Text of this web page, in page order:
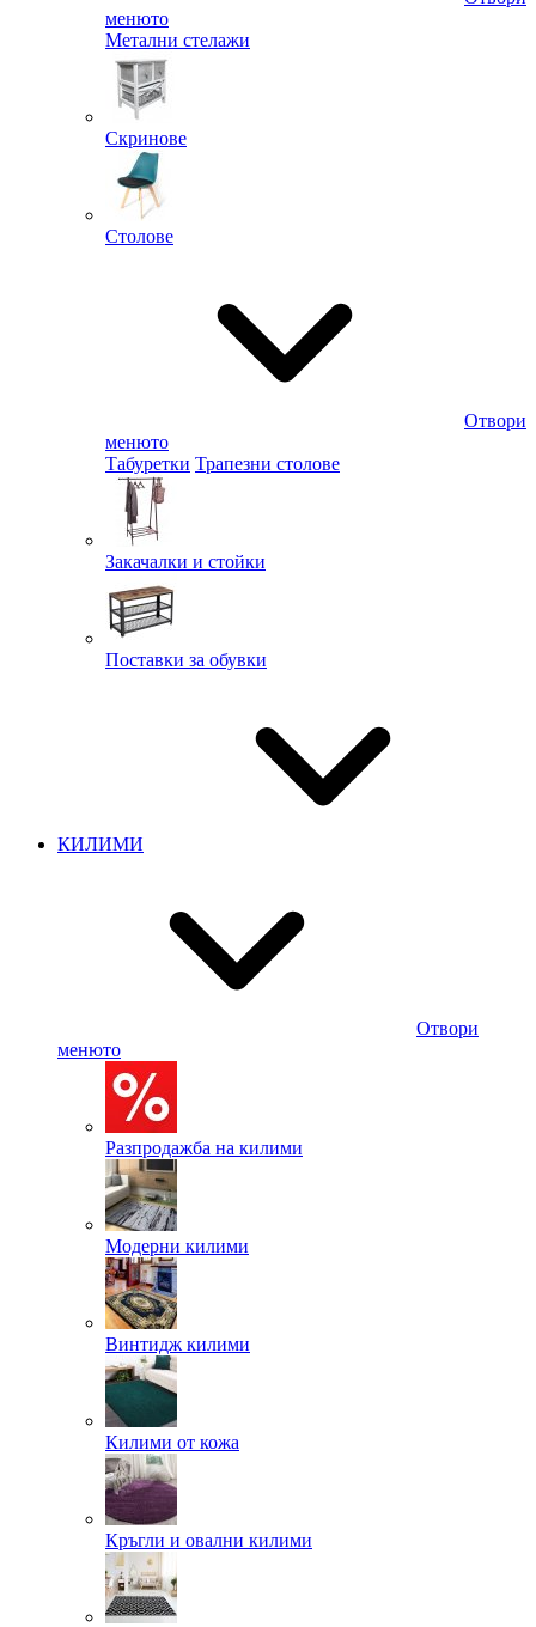
менюто
Метални стелажи
Скринове
Столове
Отвори
менюто
Табуретки Трапезни столове
Закачалки и стойки
Поставки за обувки
КИЛИМИ
Отвори
менюто
Разпродажба на килими
Модерни килими
Винтидж килими
Килими от кожа
Кръгли и овални килими